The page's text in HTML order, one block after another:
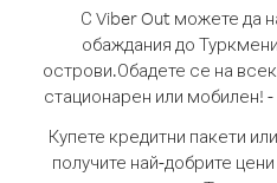
С Viber Out можете да
обаждания до
острови.Обадете се на
стационарен или мобилен! -
Купете кредитни пакети
получите най-добрите